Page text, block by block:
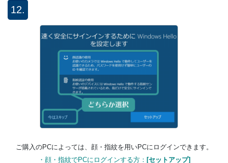
12.
ご購入のPCによっては、顔・指紋を用いPCにログインできます。
・顔・指紋でPCにログインする方： [セットアップ]